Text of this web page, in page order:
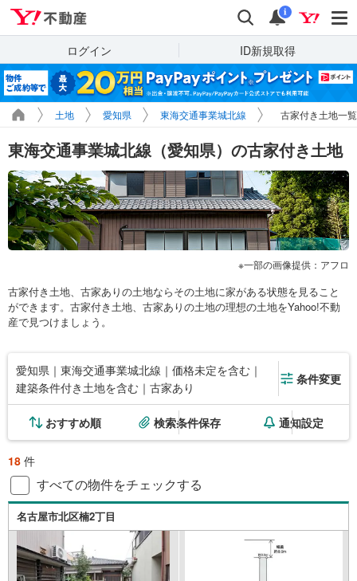
検索 通知
i
ログイン ID新規取得
土地 愛知県 東海交通事業城北線 古家付き土地一覧
東海交通事業城北線（愛知県）の古家付き土地
一部の画像提供：アフロ
古家付き土地、古家ありの土地ならその土地に家がある状態を見ること
ができます。古家付き土地、古家ありの土地の理想の土地をYahoo!不動
産で見つけましょう。
愛知県｜東海交通事業城北線｜価格未定を含む｜
建築条件付き土地を含む｜古家あり
条件変更
おすすめ順 検索条件保存 通知設定
18 件
すべての物件をチェックする
名古屋市北区楠2丁目